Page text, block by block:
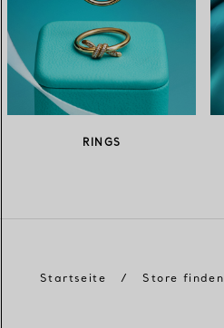
RINGS
Startseite / Store finden